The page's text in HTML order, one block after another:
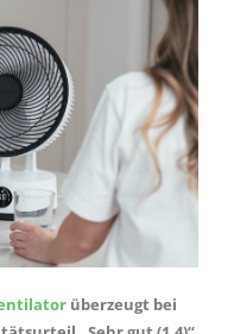
überzeugt bei